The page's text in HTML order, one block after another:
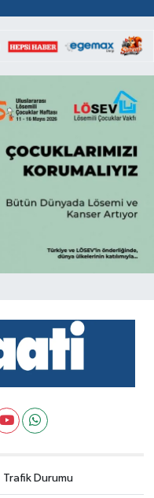
Trafik Durumu